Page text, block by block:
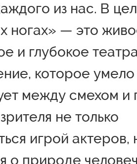
из нас. В
ногах» — это
и глубокое
которое умело
между смехом и
не только
игрой актеров,
о природе